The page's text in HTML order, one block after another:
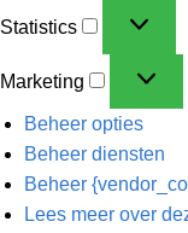
Statistics
Marketing
Beheer opties
Beheer diensten
Beheer
Lees meer over